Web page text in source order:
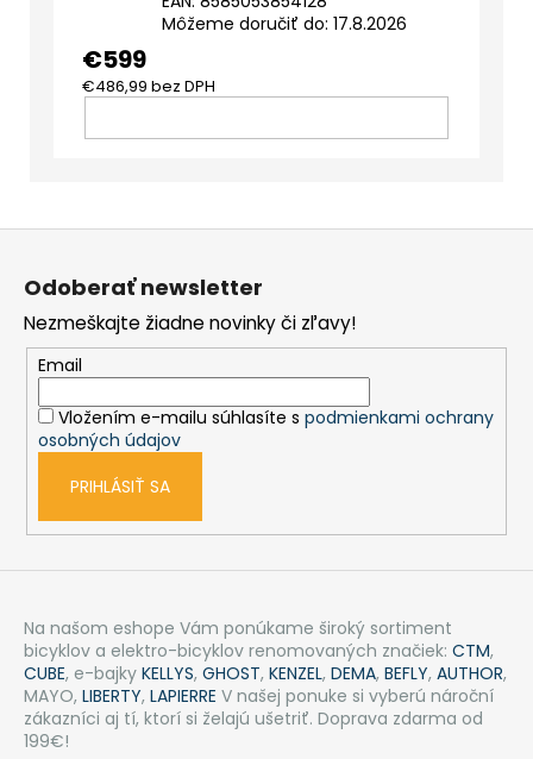
Môžeme doručiť do: 17.8.2026
€599
€486,99 bez DPH
DO
Odoberať newsletter
Nezmeškajte žiadne novinky či zľavy!
Email
Vložením e-mailu súhlasíte s podmienkami ochrany
osobných údajov
PRIHLÁSIŤ SA
Na našom eshope Vám ponúkame široký sortiment
bicyklov a elektro-bicyklov renomovaných značiek: CTM,
CUBE, e-bajky KELLYS, GHOST, KENZEL, DEMA, BEFLY, AUTHOR,
MAYO, LIBERTY, LAPIERRE V našej ponuke si vyberú nároční
zákazníci aj tí, ktorí si želajú ušetriť. Doprava zdarma od
199€!